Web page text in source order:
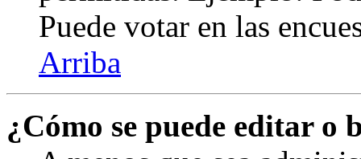
Puede votar en las
Arriba
¿Cómo se puede editar o